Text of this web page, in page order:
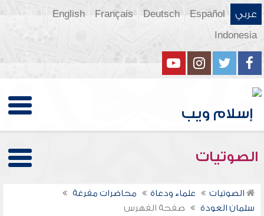
عربي Español
Deutsch
Français
English
Indonesia
الصوتيات
الصوتيات علماء ودعاة
محاضرات مفرغة
سلمان العودة
صفحة الفهرس